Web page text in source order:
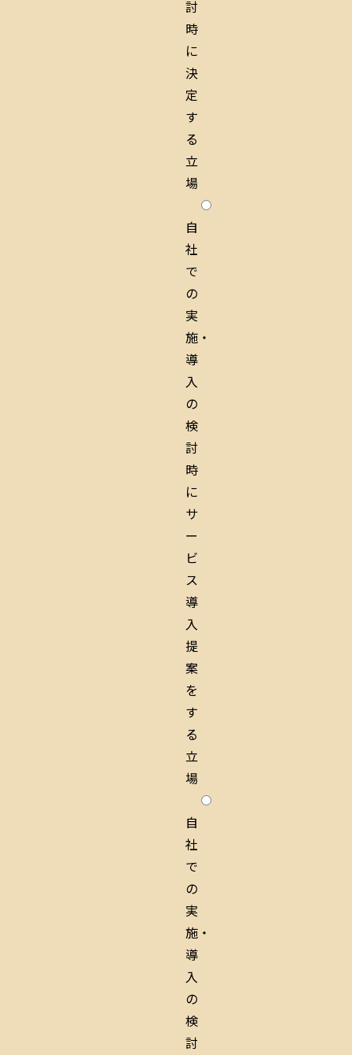
討
時
に
決
定
す
る
立
場
自
社
で
の
実
施・
導
入
の
検
討
時
に
サ
ー
ビ
ス
導
入
提
案
を
す
る
立
場
自
社
で
の
実
施・
導
入
の
検
討